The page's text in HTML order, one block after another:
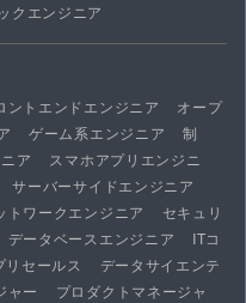
クエンジニア
ントエンドエンジニア
オープ
ゲーム系エンジニア
制
ア
スマホアプリエンジニ
サーバーサイドエンジニア
トワークエンジニア
セキュリ
データベースエンジニア
ITコ
リセールス
データサイエンテ
ャー
プロダクトマネージャ